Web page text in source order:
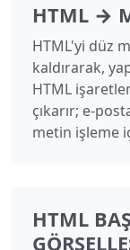
HTML →
HTML'yi düz
kaldırarak,
HTML
çıkarır; e-
metin işleme
HTML